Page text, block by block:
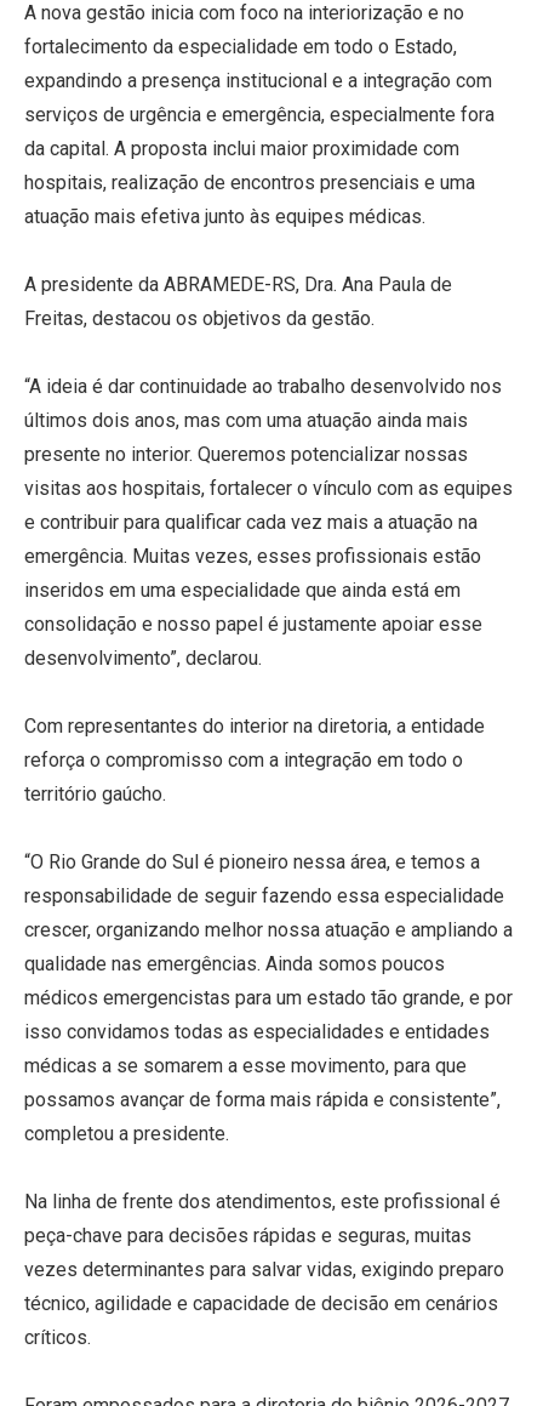
A nova gestão inicia com foco na interiorização e no
fortalecimento da especialidade em todo o Estado,
expandindo a presença institucional e a integração com
serviços de urgência e emergência, especialmente fora
da capital. A proposta inclui maior proximidade com
hospitais, realização de encontros presenciais e uma
atuação mais efetiva junto às equipes médicas.
A presidente da ABRAMEDE-RS, Dra. Ana Paula de
Freitas, destacou os objetivos da gestão.
“A ideia é dar continuidade ao trabalho desenvolvido nos
últimos dois anos, mas com uma atuação ainda mais
presente no interior. Queremos potencializar nossas
visitas aos hospitais, fortalecer o vínculo com as equipes
e contribuir para qualificar cada vez mais a atuação na
emergência. Muitas vezes, esses profissionais estão
inseridos em uma especialidade que ainda está em
consolidação e nosso papel é justamente apoiar esse
desenvolvimento”, declarou.
Com representantes do interior na diretoria, a entidade
reforça o compromisso com a integração em todo o
território gaúcho.
“O Rio Grande do Sul é pioneiro nessa área, e temos a
responsabilidade de seguir fazendo essa especialidade
crescer, organizando melhor nossa atuação e ampliando a
qualidade nas emergências. Ainda somos poucos
médicos emergencistas para um estado tão grande, e por
isso convidamos todas as especialidades e entidades
médicas a se somarem a esse movimento, para que
possamos avançar de forma mais rápida e consistente”,
completou a presidente.
Na linha de frente dos atendimentos, este profissional é
peça-chave para decisões rápidas e seguras, muitas
vezes determinantes para salvar vidas, exigindo preparo
técnico, agilidade e capacidade de decisão em cenários
críticos.